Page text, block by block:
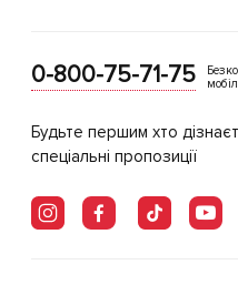
0-800-75-71-75
Будьте першим хто
спеціальні пропозиції